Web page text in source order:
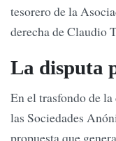
tesorero de la
derecha de Claudio
La disputa
En el trasfondo de
las Sociedades